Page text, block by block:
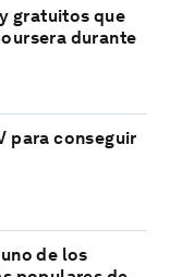
gratuitos que
durante
para conseguir
de los